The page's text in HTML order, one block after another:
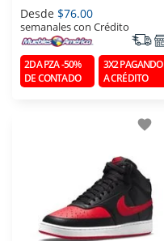
Desde $76.00
semanales con Crédito
2DA PZA -50%
DE CONTADO
3X2 PAGANDO
A CRÉDITO
favorite